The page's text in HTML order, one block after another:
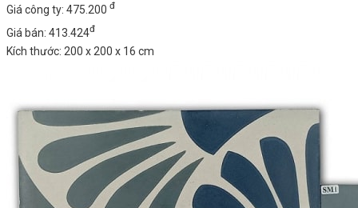
Giá công ty: 475.200 đ
Giá bán: 413.424đ
Kích thước: 200 x 200 x 16 cm